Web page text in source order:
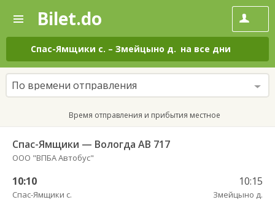
—
Поиск
и
покупка
билетов
на
автобус
онлайн
Bilet.do
Спас-Ямщики с. – Змейцыно д. на все дни
По времени отправления
Время отправления и прибытия местное
Спас-Ямщики — Вологда АВ 717
ООО "ВПБА Автобус"
10:10
Спас-Ямщики с.
10:15
Змейцыно д.